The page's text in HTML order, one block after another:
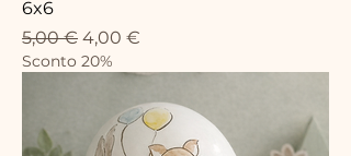
6x6
Prix original
5,00 € Prix promotionnel
4,00 €
Sconto 20%